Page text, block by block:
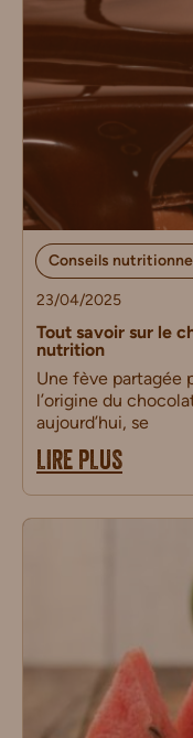
Conseils
23/04/2025
Tout savoir sur le
nutrition
Une fève partagée
l’origine du
aujourd’hui, se
LIRE PLUS